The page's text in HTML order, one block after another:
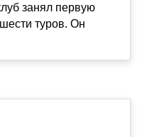
занял первую
туров. Он